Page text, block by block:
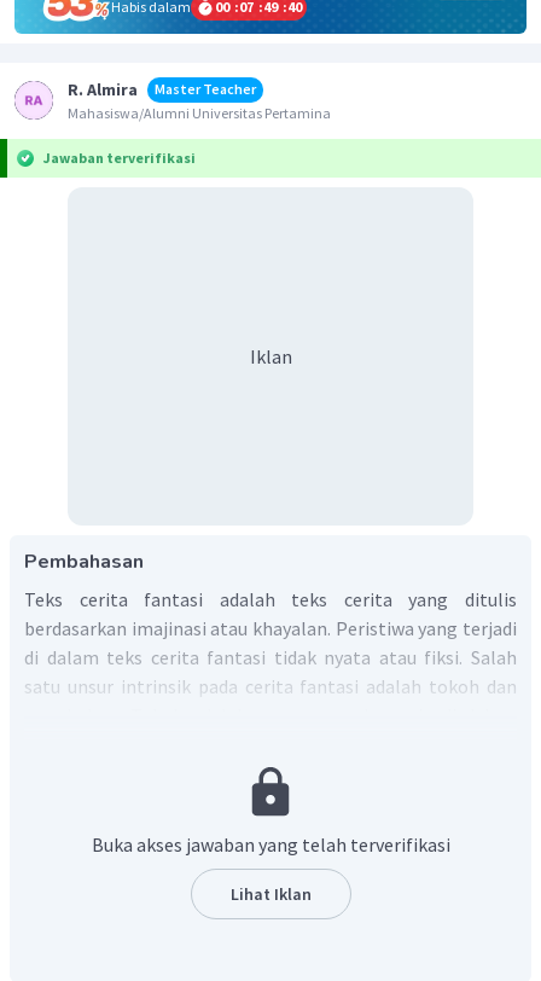
Habis dalam
00 :07 :49 :40
R. Almira
Master Teacher
Mahasiswa/Alumni Universitas Pertamina
Jawaban terverifikasi
Iklan
Pembahasan
Teks cerita fantasi adalah teks cerita yang ditulis
berdasarkan imajinasi atau khayalan. Peristiwa yang terjadi
di dalam teks cerita fantasi tidak nyata atau fiksi. Salah
satu unsur intrinsik pada cerita fantasi adalah tokoh dan
dari setiap tokoh dalam cerita. Cara menentukan karakter
Cara analitik: pengarang menyebutkan secara
langsung watak tokoh dalam cerita.
Cara dramatik: pengarang menyuratkan watak tokoh
Buka akses jawaban yang telah terverifikasi
Lihat Iklan